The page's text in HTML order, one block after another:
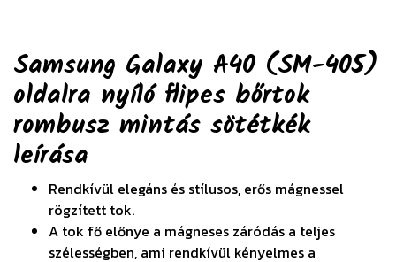
Samsung Galaxy A40 (SM-405)
oldalra nyíló flipes bőrtok
rombusz mintás sötétkék
leírása
Rendkívül elegáns és stílusos, erős mágnessel
rögzített tok.
A tok fő előnye a mágneses záródás a teljes
szélességben, ami rendkívül kényelmes a